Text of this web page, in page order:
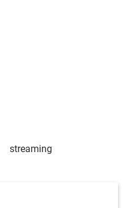
streaming